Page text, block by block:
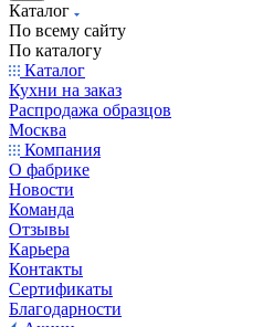
Каталог
По всему сайту
По каталогу
Каталог
Кухни на заказ
Распродажа образцов
Москва
Компания
О фабрике
Новости
Команда
Отзывы
Карьера
Контакты
Сертификаты
Благодарности